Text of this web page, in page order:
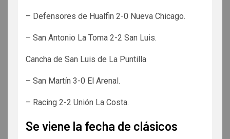
– Defensores de Hualfin 2-0 Nueva Chicago.
– San Antonio La Toma 2-2 San Luis.
Cancha de San Luis de La Puntilla
– San Martín 3-0 El Arenal.
– Racing 2-2 Unión La Costa.
Se viene la fecha de clásicos